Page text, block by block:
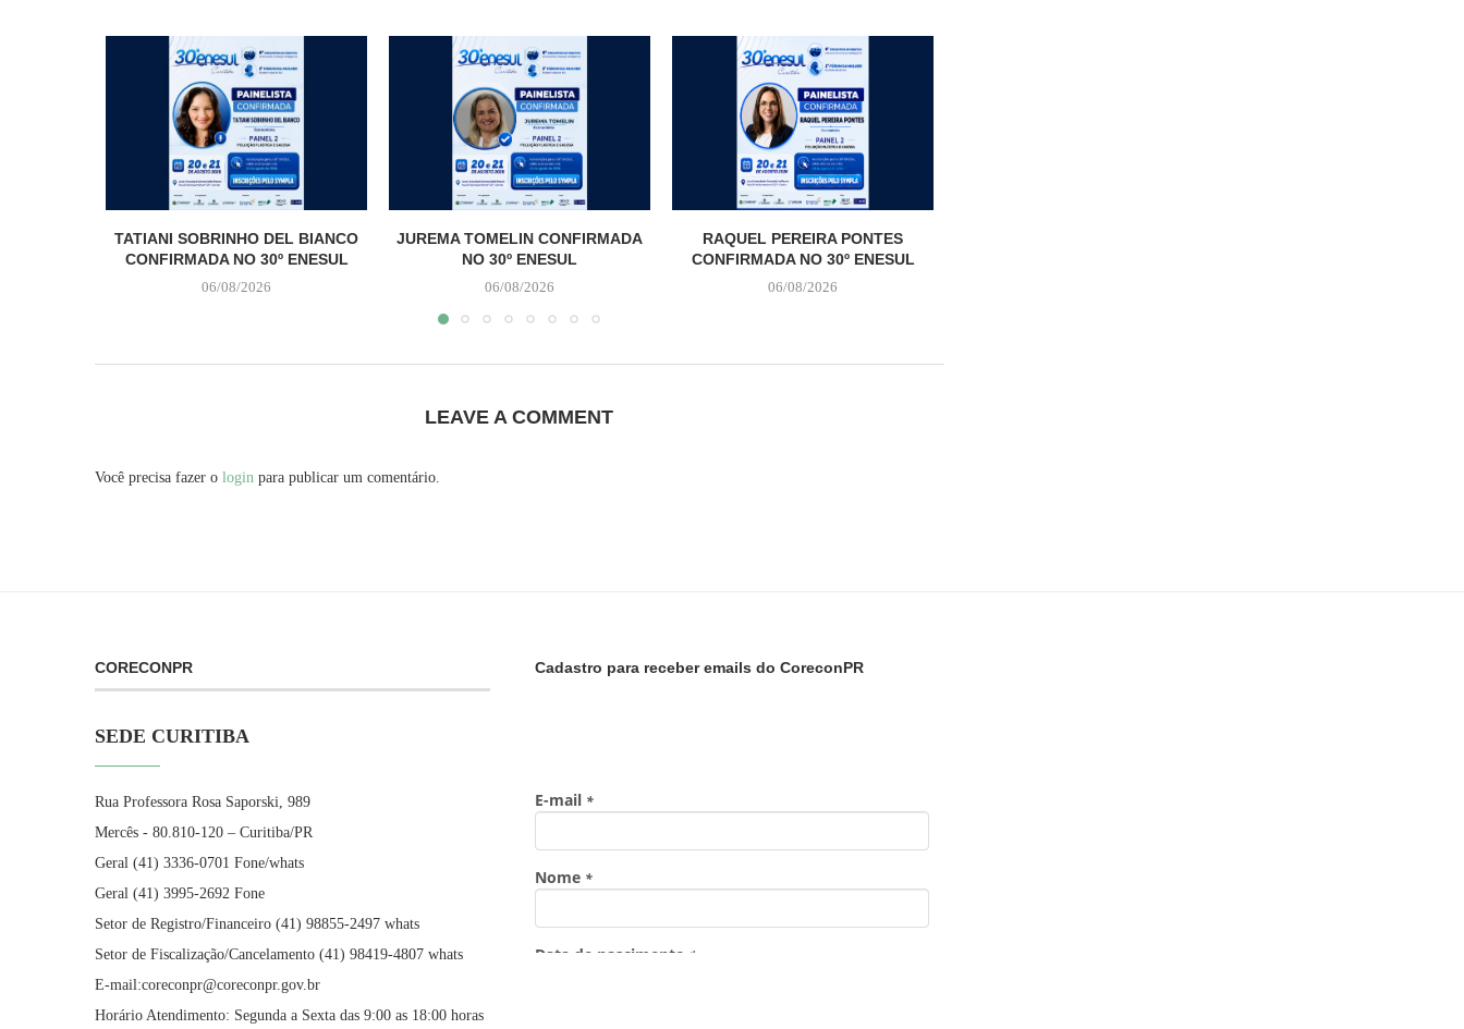
TATIANI SOBRINHO DEL BIANCO
CONFIRMADA NO 30º ENESUL
06/08/2026
JUREMA TOMELIN CONFIRMADA
NO 30º ENESUL
06/08/2026
RAQUEL PEREIRA PONTES
CONFIRMADA NO 30º ENESUL
06/08/2026
LEAVE A COMMENT
Você precisa fazer o login para publicar um comentário.
CORECONPR
SEDE CURITIBA
Rua Professora Rosa Saporski, 989
Mercês - 80.810-120 – Curitiba/PR
Geral (41) 3336-0701 Fone/whats
Geral (41) 3995-2692 Fone
Setor de Registro/Financeiro (41) 98855-2497 whats
Setor de Fiscalização/Cancelamento (41) 98419-4807 whats
E-mail:coreconpr@coreconpr.gov.br
Horário Atendimento: Segunda a Sexta das 9:00 as 18:00 horas
Cadastro para receber emails do CoreconPR